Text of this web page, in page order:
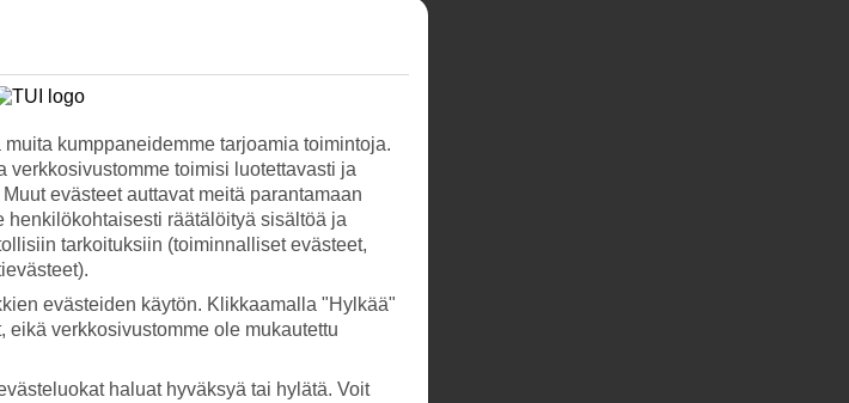
kumppaneidemme tarjoamia toimintoja.
verkkosivustomme toimisi luotettavasti ja
evästeet auttavat meitä parantamaan
henkilökohtaisesti räätälöityä sisältöä ja
tarkoituksiin (toiminnalliset evästeet,
evästeiden käytön. Klikkaamalla "Hylkää"
eikä verkkosivustomme ole mukautettu
haluat hyväksyä tai hylätä. Voit